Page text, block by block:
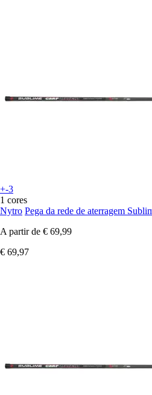
+-3
1 cores
Nytro Pega da rede de aterragem
A partir de € 69,99
€ 69,97